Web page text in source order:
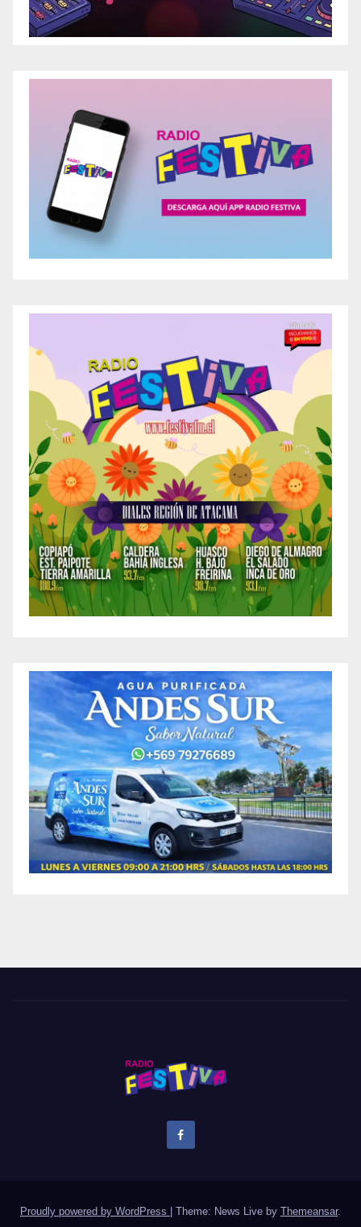
Proudly powered by WordPress Theme: News Live by Themeansar.